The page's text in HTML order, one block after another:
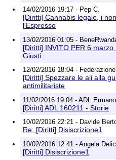
14/02/2016 19:17 - Pep C.
[Diritti] Cannabis legale, i
l'Espresso
13/02/2016 01:05 -
[Diritti] INVITO PER 6
Giusti
12/02/2016 18:04 -
[Diritti] Spezzare le ali alla
antimilitariste
11/02/2016 19:04 - ADL Ermano
[Diritti] ADL 160211 - Storie
10/02/2016 22:21 - Davide
Re: [Diritti] Disiscrizione1
10/02/2016 12:41 - Angela
[Diritti] Disiscrizione1